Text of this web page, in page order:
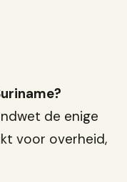
de enige
voor overheid,